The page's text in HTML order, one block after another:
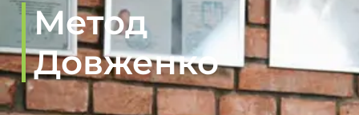
Метод
Довженко